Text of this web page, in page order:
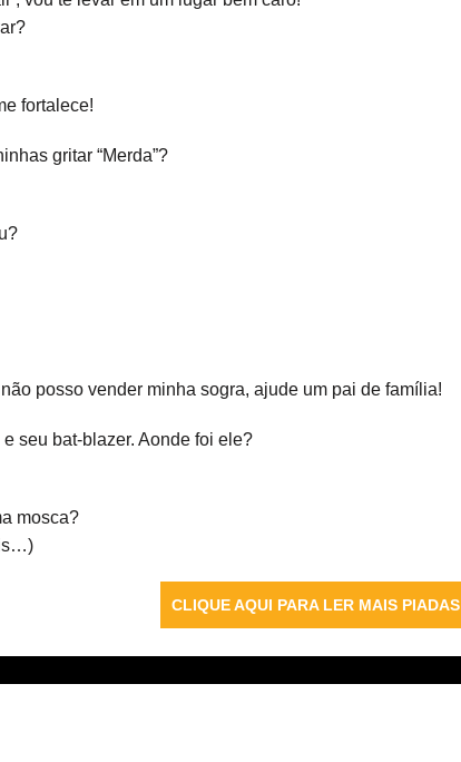
fortalece!
gritar “Merda”?
posso vender minha sogra, ajude um pai de família!
seu bat-blazer. Aonde foi ele?
mosca?
CLIQUE AQUI PARA LER MAIS PIADAS